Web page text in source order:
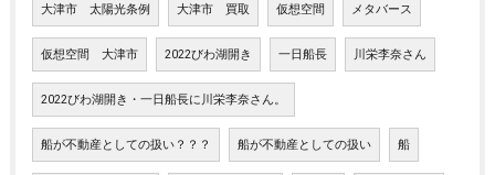
大津市 太陽光条例 大津市 買取 仮想空間 メタバース
仮想空間 大津市 2022びわ湖開き 一日船長 川栄李奈さん
2022びわ湖開き・一日船長に川栄李奈さん。
船が不動産としての扱い？？？ 船が不動産としての扱い 船